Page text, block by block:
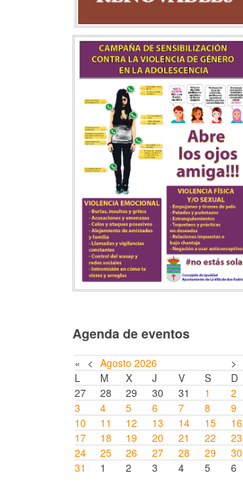
Agenda de eventos
« < Agosto 2026 >
L
M X J V S
D
27
28 29 30 31 1
2
3
4 5 6 7 8
9
10
11 12 13 14 15
16
17
18 19 20 21 22
23
24
25 26 27 28 29
30
31
1 2 3 4 5 6